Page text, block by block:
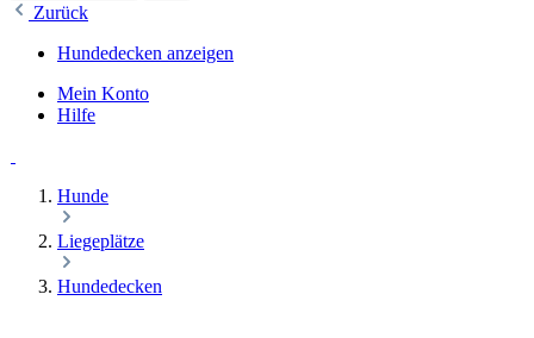
Zurück
Hundedecken anzeigen
Mein Konto
Hilfe
Hunde
Liegeplätze
Hundedecken